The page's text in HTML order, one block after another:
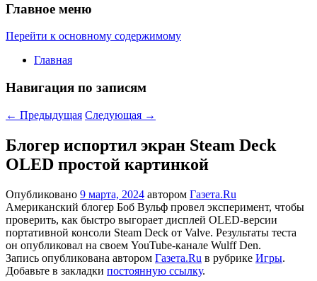
Главное меню
Перейти к основному содержимому
Главная
Навигация по записям
← Предыдущая Следующая →
Блогер испортил экран Steam Deck
OLED простой картинкой
Опубликовано 9 марта, 2024 автором Газета.Ru
Американский блогер Боб Вульф провел эксперимент, чтобы
проверить, как быстро выгорает дисплей OLED-версии
портативной консоли Steam Deck от Valve. Результаты теста
он опубликовал на своем YouTube-канале Wulff Den.
Запись опубликована автором Газета.Ru в рубрике Игры.
Добавьте в закладки постоянную ссылку.